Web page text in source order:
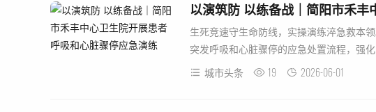
生死竞速守生命防线，实操演练淬急救本
突发呼吸和心脏骤停的应急处置流程，强
城市头条
19 2026-06-01